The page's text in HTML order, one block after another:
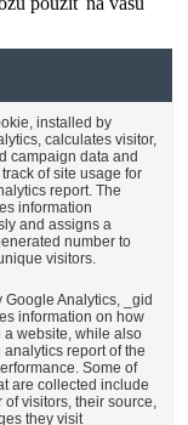
installed by
calculates visitor,
campaign data and
of site usage for
report. The
information
and assigns a
number to
visitors.
Google Analytics, _gid
information on how
a website, while also
report of the
Some of
are collected include
visitors, their source,
they visit